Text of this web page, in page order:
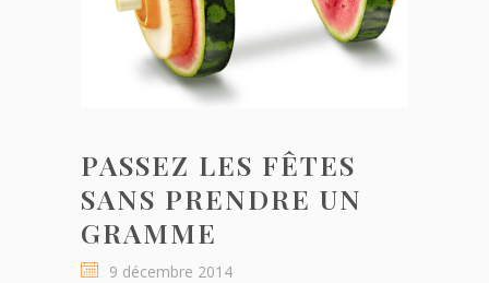
PASSEZ LES FÊTES
SANS PRENDRE UN
GRAMME
9 décembre 2014